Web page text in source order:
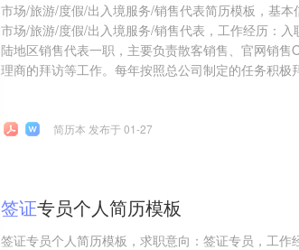
市场/旅游/度假/出入境服务/销售代表简历模板，基本
市场/旅游/度假/出入境服务/销售代表，工作经历：
陆地区销售代表一职，主要负责散客销售、官网销
理商的拜访等工作。每年按照总公司制定的任务积极
简历本 发布于 01-27
签证专员个人简历模板
签证专员个人简历模板，求职意向：签证专员，工作